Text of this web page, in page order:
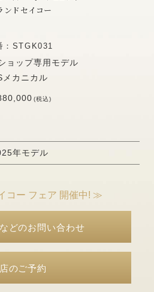
ンドセイコー
：STGK031
ョップ専用モデル
メカニカル
(税込)
年モデル
コー フェア 開催中! ≫
どのお問い合わせ
のご予約